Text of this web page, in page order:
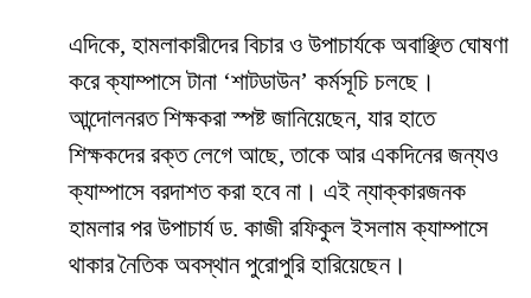
​এদিকে, হামলাকারীদের বিচার ও উপাচার্যকে অবাঞ্ছিত ঘোষণা
করে ক্যাম্পাসে টানা ‘শাটডাউন’ কর্মসূচি চলছে।
আন্দোলনরত শিক্ষকরা স্পষ্ট জানিয়েছেন, যার হাতে
শিক্ষকদের রক্ত লেগে আছে, তাকে আর একদিনের জন্যও
ক্যাম্পাসে বরদাশত করা হবে না। এই ন্যাক্কারজনক
হামলার পর উপাচার্য ড. কাজী রফিকুল ইসলাম ক্যাম্পাসে
থাকার নৈতিক অবস্থান পুরোপুরি হারিয়েছেন।